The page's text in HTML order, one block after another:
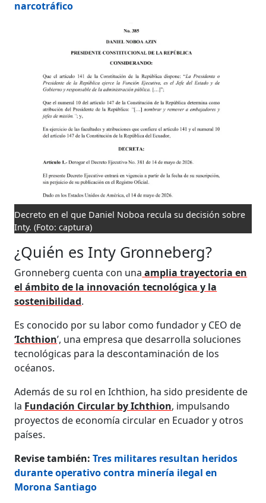
narcotráfico
Decreto en el que Daniel Noboa recula su decisión sobre
Inty.(Foto: captura)
¿Quién es Inty Gronneberg?
Gronneberg cuenta con una amplia trayectoria en
el ámbito de la innovación tecnológica y la
sostenibilidad.
Es conocido por su labor como fundador y CEO de
‘Ichthion’, una empresa que desarrolla soluciones
tecnológicas para la descontaminación de los
océanos.
Además de su rol en Ichthion, ha sido presidente de
la Fundación Circular by Ichthion, impulsando
proyectos de economía circular en Ecuador y otros
países.
Revise también:Tres militares resultan heridos
durante operativo contra minería ilegal en
Morona Santiago